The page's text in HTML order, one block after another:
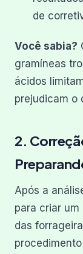
de
Você sabia?
gramíneas
ácidos
prejudicam o
2.
Após a
para criar
das